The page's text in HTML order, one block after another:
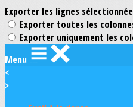
Exporter les lignes
Exporter toutes les
Exporter uniquement les
Menu
<
>